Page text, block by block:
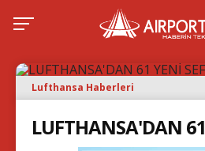
Lufthansa Haberleri
LUFTHANSA'DAN